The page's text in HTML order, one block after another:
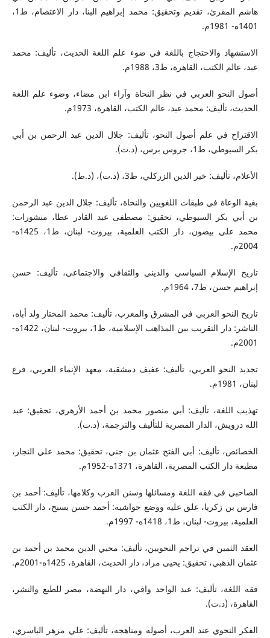
هاشم المقرئ، تقديم وتحقيق: محمد إبراهيم البنا، دار الاعتصام، ط1،
1401ه- 1981م.
الاستشهاد والاحتجاج باللغة في ضوء علم اللغة الحديث، تأليف: محمد
عيد، عالم الكتب، القاهرة، ط3، 1988م.
أصول النحو العربي في نظر النحاة وآراء ابن مضاء، وضوء علم اللغة
الحديث، تأليف: محمد عيد، عالم الكتب، القاهرة، 1973م.
الاقتراح في علم أصول النحو، تأليف: جلال الدين عبد الرحمن بن أبي
بكر السيوطي، ط1، جروس برس، (د.ت).
الأعلام، تأليف: خير الدين الزركلي، ط3، (د.ت)، (د.ط).
بغية الوعاة في طبقات اللغويين والنحاة، تأليف: جلال الدين عبد الرحمن
بن أبي بكر السيوطي، تحقيق: مصطفى عبد القادر عطا، منشورات:
محمد علي بيضون، دار الكتب العلمية، بيروت- لبنان، ط1، 1425ه-
2004م.
تاريخ الإسلام السياسي والديني والثقافي والاجتماعي، تأليف: حسن
إبراهيم حسن، ط7، 1964م.
تاريخ النحو العربي في المشرق والمغرب، تأليف: محمد المختار ولد أباه،
الناشر: دار التقريب بين المذاهب الإسلامية، ط1، بيروت- لبنان، 1422ه-
2001م.
تجديد النحو العربي، تأليف: عفيف دمشقية، معهد الإنماء العربي، فرع
لبنان، 1981م.
تهذيب اللغة، تأليف: أبي منصور محمد بن أحمد الأزهري، تحقيق: عبد
الله درويش، الدار المصرية للتأليف والترجمة، (د.ت).
الخصائص، تأليف: أبي الفتح عثمان بن جني، تحقيق: محمد علي النجار،
مطبعة دار الكتب المصرية، القاهرة، 1371ه-1952م.
الصاحبي في فقه اللغة ومسائلها وسنن العرب وكلامها، تأليف: أحمد بن
فارس بن زكريا، علق عليه ووضع حواشيه: أحمد حسن بسبح، دار الكتب
العلمية، بيروت- لبنان، ط1، 1418ه- 1997م.
العقد الثمين في تراجم النحويين، تأليف: محيي الدين محمد بن أحمد بن
عثمان الذهبي، تحقيق: يحيى مراد، دار الحديث، القاهرة، 1425ه-2001م.
فقه اللغة، تأليف: عبد الواحد وافي، دار النهضة، مصر للطبع والنشر،
القاهرة، (د.ت).
الفكر النحوي عند العرب، أصوله ومناهجه، تأليف: علي مزهر الياسري،